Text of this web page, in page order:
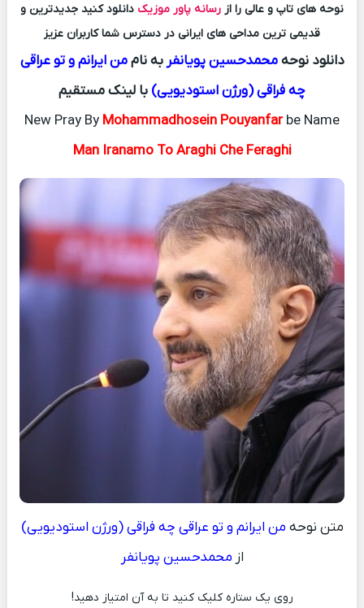
نوحه های تاپ و عالی را از رسانه پاور موزیک دانلود کنید جدیدترین و
قدیمی ترین مداحی های ایرانی در دسترس شما کاربران عزیز
دانلود نوحه محمدحسین پویانفر به ناممن ایرانم و تو عراقی
چه فراقی (ورژن استودیویی) با لینک مستقیم
New Pray By Mohammadhosein Pouyanfar be Name
Man Iranamo To Araghi Che Feraghi
متن نوحه من ایرانم و تو عراقی چه فراقی (ورژن استودیویی)
از محمدحسین پویانفر
روی یک ستاره کلیک کنید تا به آن امتیاز دهید!